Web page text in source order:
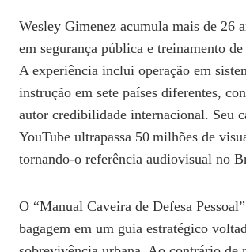
Wesley Gimenez acumula mais de 26
em segurança pública e treinamento de
A experiência inclui operação em
instrução em sete países diferentes,
autor credibilidade internacional. Seu
YouTube ultrapassa 50 milhões de
tornando‑o referência audiovisual no
O “Manual Caveira de Defesa
bagagem em um guia estratégico